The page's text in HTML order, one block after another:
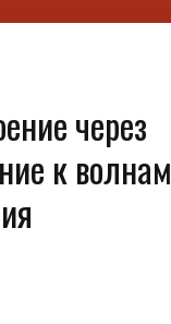
через
к волнам